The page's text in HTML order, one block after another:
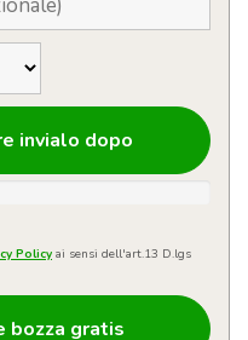
invialo dopo
Policy ai sensi dell'art.13 D.lgs